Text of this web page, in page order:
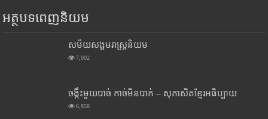
អត្ថបទពេញនិយម
សម័យសង្គមរាស្រ្តនិយម
7,002
ចង្កឹះមួយបាច់ កាច់មិនបាក់ – សុភាសិតខ្មែរអធិប្បាយ
6,858